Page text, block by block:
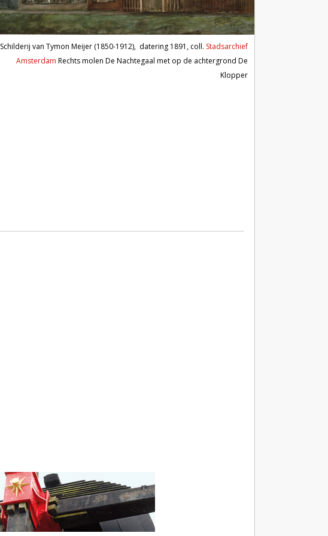
Schilderij van Tymon Meijer (1850-1912), datering 1891, coll. Stadsarchief
Amsterdam Rechts molen De Nachtegaal met op de achtergrond De
Klopper